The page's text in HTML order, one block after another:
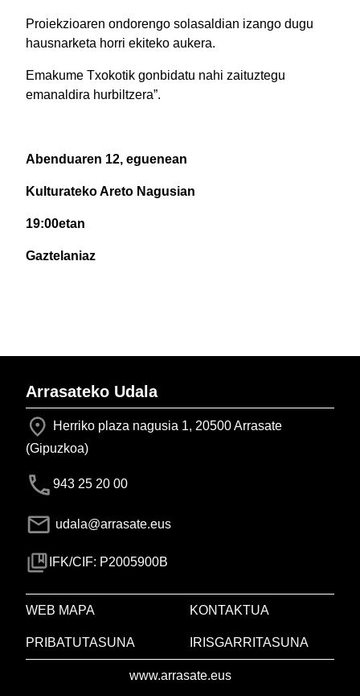
Proiekzioaren ondorengo solasaldian izango dugu
hausnarketa horri ekiteko aukera.
Emakume Txokotik gonbidatu nahi zaituztegu
emanaldira hurbiltzera”.
Abenduaren 12, eguenean
Kulturateko Areto Nagusian
19:00etan
Gaztelaniaz
Arrasateko Udala
Herriko plaza nagusia 1, 20500 Arrasate
(Gipuzkoa)
943 25 20 00
udala@arrasate.eus
IFK/CIF: P2005900B
WEB MAPA KONTAKTUA
PRIBATUTASUNA IRISGARRITASUNA
www.arrasate.eus